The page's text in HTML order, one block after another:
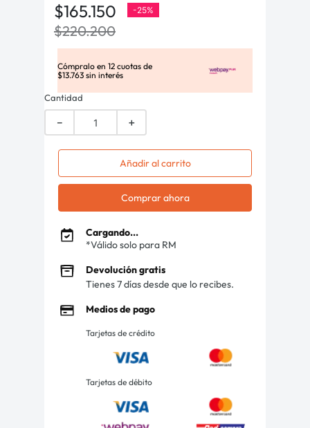
$165.150 -25%
$220.200
Cómpralo en 12 cuotas de
$13.763 sin interés
Cantidad
＋
－
Añadir al carrito
Comprar ahora
Cargando...
*Válido solo para RM
Devolución gratis
Tienes 7 días desde que lo recibes.
Medios de pago
Tarjetas de crédito
Tarjetas de débito